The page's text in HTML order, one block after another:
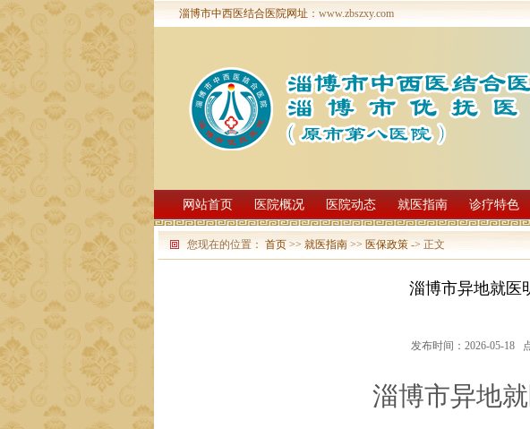
淄博市中西医结合医院网址 ：www.zbszxy.com
网站首页 医院概况 医院动态 就医指南 诊疗特色
您现在的位置： 首页 >> 就医指南 >> 医保政策 -> 正文
淄博市异地就医
发布时间：2026-05-18
淄博市异地